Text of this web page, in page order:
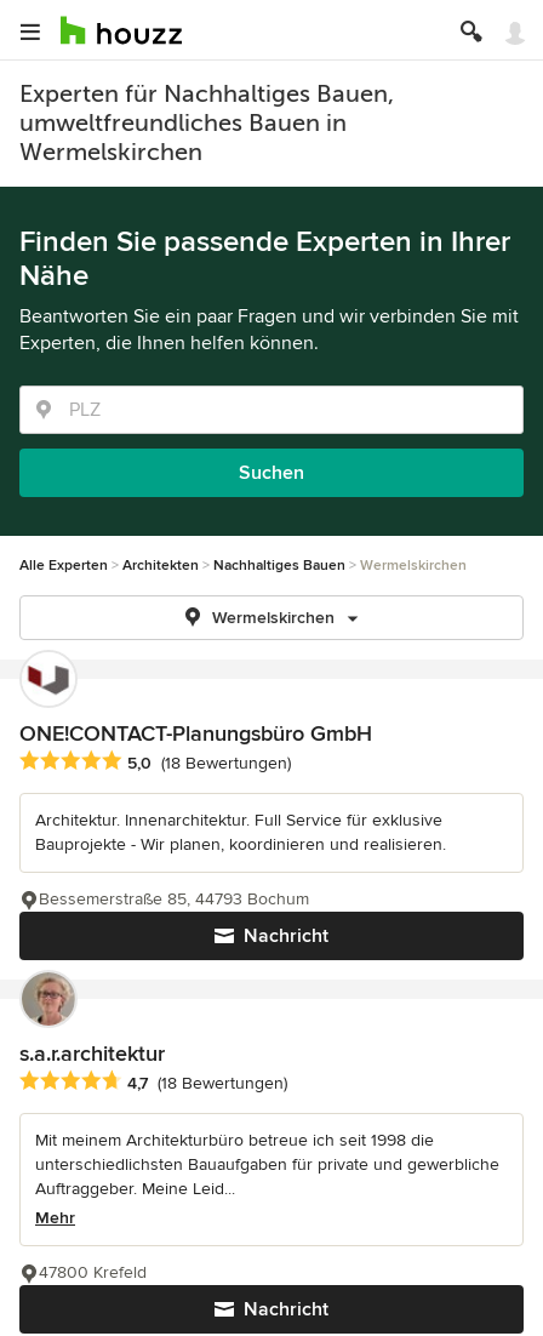
Experten für Nachhaltiges Bauen,
umweltfreundliches Bauen in
Wermelskirchen
Finden Sie passende Experten in Ihrer
Nähe
Beantworten Sie ein paar Fragen und wir verbinden Sie mit
Experten, die Ihnen helfen können.
Suchen
Alle Experten Architekten Nachhaltiges Bauen Wermelskirchen
Wermelskirchen
ONE!CONTACT-Planungsbüro GmbH
Durchschnittliche Bewertung: 5 von 5 Sternen
5,0 (18 Bewertungen)
Architektur. Innenarchitektur. Full Service für exklusive
Bauprojekte - Wir planen, koordinieren und realisieren.
Nachricht
Bessemerstraße 85, 44793 Bochum
s.a.r.architektur
Durchschnittliche Bewertung: 4.7 von 5 Sternen
4,7 (18 Bewertungen)
Mit meinem Architekturbüro betreue ich seit 1998 die
unterschiedlichsten Bauaufgaben für private und gewerbliche
Auftraggeber. Meine Leid...
Mehr
Nachricht
47800 Krefeld